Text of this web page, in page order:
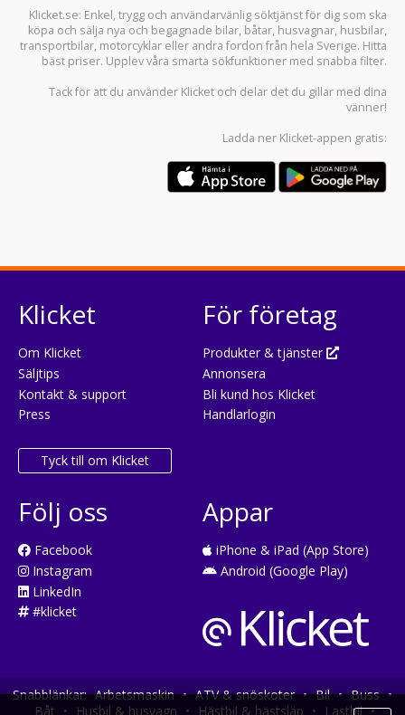
Klicket.se: Enkel, trygg och användarvänlig söktjänst för dig som ska
köpa och sälja nya och begagnade bilar, båtar, husvagnar, husbilar,
transportbilar, motorcyklar eller andra fordon från hela Sverige. Hitta
bäst priser. Upplev våra smarta sökfunktioner med snabba filter.
Tack för att du använder Klicket och delar det du gillar med dina
vänner!
Ladda ner Klicket-appen gratis:
Klicket
Om Klicket
Säljtips
Kontakt & support
Press
Tyck till om Klicket
För företag
Produkter & tjänster
Annonsera
Bli kund hos Klicket
Handlarlogin
Följ oss
Facebook
Instagram
LinkedIn
#klicket
Appar
iPhone & iPad (App Store)
Android (Google Play)
Snabblänkar: Arbetsmaskin • ATV & snöskoter • Bil • Buss •
Båt • Husbil & husvagn • Hästbil & hästsläp • Lastbil •